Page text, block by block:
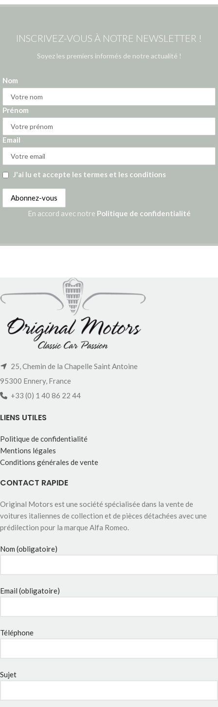
INSCRIVEZ-VOUS À NOTRE NEWSLETTER !
Soyez les premiers informés de notre actualité !
Nom
Prénom
Email
J'ai lu et accepte les termes et les conditions
En accord avec notre Politique de confidentialité
25, Chemin de la Chapelle Saint Antoine
95300 Ennery, France
+33 (0) 1 40 86 22 44
LIENS UTILES
Politique de confidentialité
Mentions légales
Conditions générales de vente
CONTACT RAPIDE
Original Motors est une société spécialisée dans la vente de
voitures italiennes de collection et de pièces détachées avec une
prédilection pour la marque Alfa Romeo.
Nom (obligatoire)
Email (obligatoire)
Téléphone
Sujet